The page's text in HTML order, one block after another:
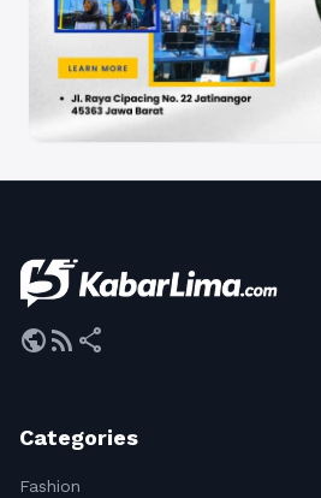
publicrss_feed share
Categories
Fashion